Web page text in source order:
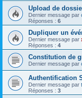
Upload de
Dernier message par
Réponses : 6
Dupliquer un
Dernier message par
Réponses : 4
Constitution de
Dernier message par
Authentification
Dernier message par
Réponses : 3